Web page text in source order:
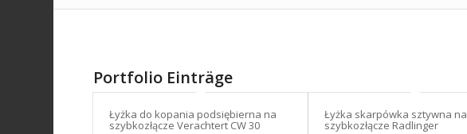
Portfolio Einträge
Łyżka do kopania podsiębierna na
szybkozłącze Verachtert CW 30
Łyżka skarpówka sztywna na
szybkozłącze Radlinger